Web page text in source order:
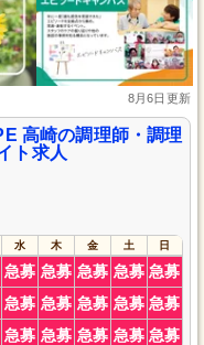
8月6日更新
高崎の調理師・調理
ト求人
水 木 金 土 日
急募 急募 急募 急募 急募
急募 急募 急募 急募 急募
急募 急募 急募 急募 急募